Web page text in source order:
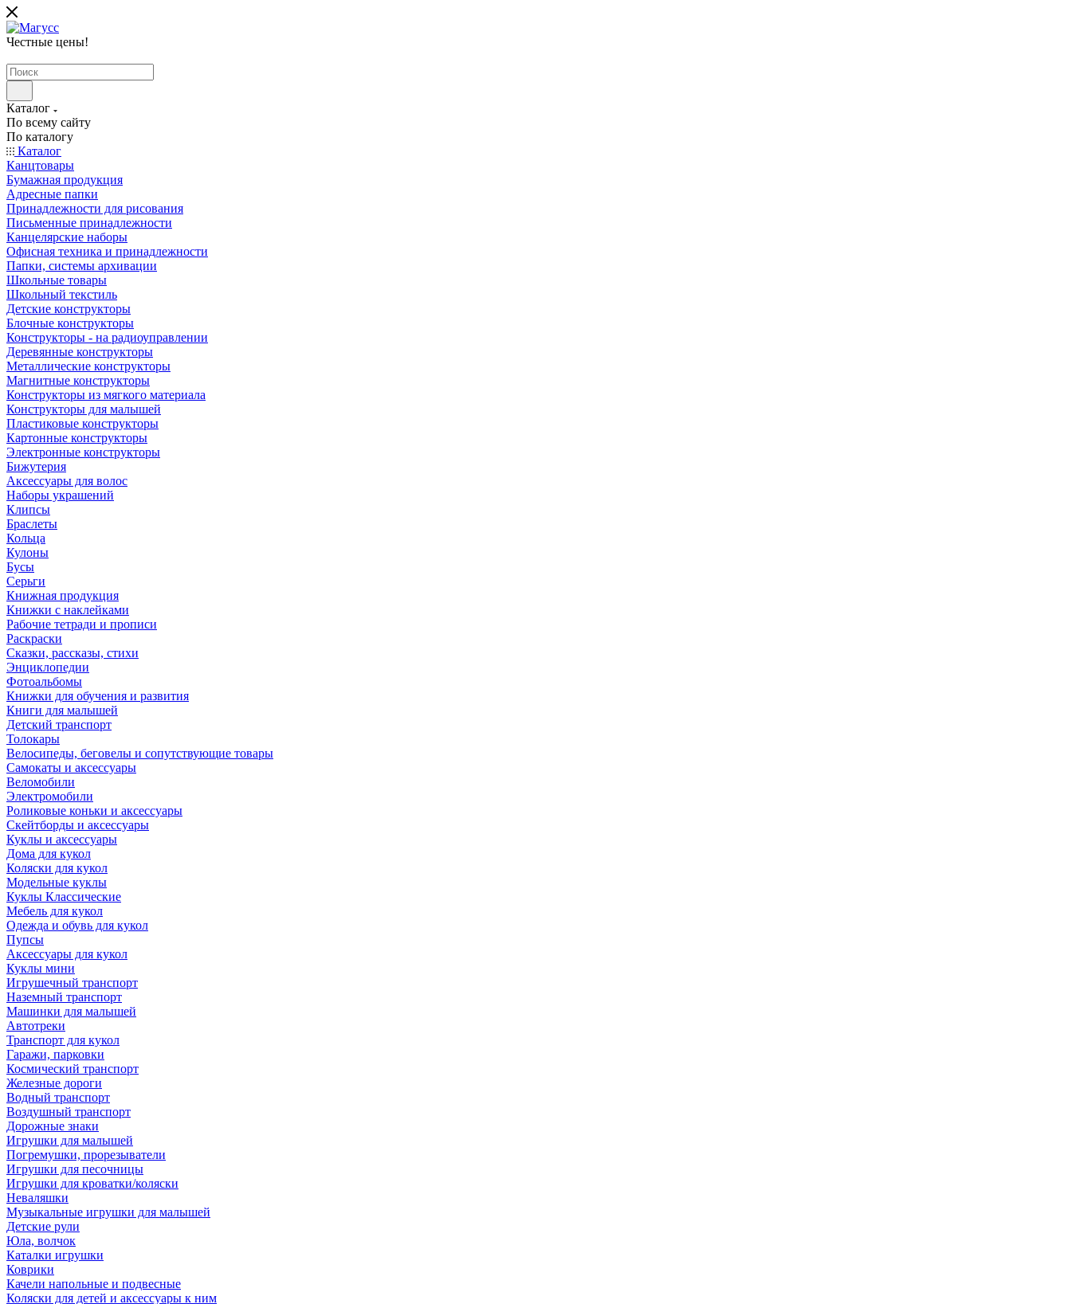
Честные цены!
Каталог
По всему сайту
По каталогу
Каталог
Канцтовары
Бумажная продукция
Адресные папки
Принадлежности для рисования
Письменные принадлежности
Канцелярские наборы
Офисная техника и принадлежности
Папки, системы архивации
Школьные товары
Школьный текстиль
Детские конструкторы
Блочные конструкторы
Конструкторы - на радиоуправлении
Деревянные конструкторы
Металлические конструкторы
Магнитные конструкторы
Конструкторы из мягкого материала
Конструкторы для малышей
Пластиковые конструкторы
Картонные конструкторы
Электронные конструкторы
Бижутерия
Аксессуары для волос
Наборы украшений
Клипсы
Браслеты
Кольца
Кулоны
Бусы
Серьги
Книжная продукция
Книжки с наклейками
Рабочие тетради и прописи
Раскраски
Сказки, рассказы, стихи
Энциклопедии
Фотоальбомы
Книжки для обучения и развития
Книги для малышей
Детский транспорт
Толокары
Велосипеды, беговелы и сопутствующие товары
Самокаты и аксессуары
Веломобили
Электромобили
Роликовые коньки и аксессуары
Скейтборды и аксессуары
Куклы и аксессуары
Дома для кукол
Коляски для кукол
Модельные куклы
Куклы Классические
Мебель для кукол
Одежда и обувь для кукол
Пупсы
Аксессуары для кукол
Куклы мини
Игрушечный транспорт
Наземный транспорт
Машинки для малышей
Автотреки
Транспорт для кукол
Гаражи, парковки
Космический транспорт
Железные дороги
Водный транспорт
Воздушный транспорт
Дорожные знаки
Игрушки для малышей
Погремушки, прорезыватели
Игрушки для песочницы
Игрушки для кроватки/коляски
Неваляшки
Музыкальные игрушки для малышей
Детские рули
Юла, волчок
Каталки игрушки
Коврики
Качели напольные и подвесные
Коляски для детей и аксессуары к ним